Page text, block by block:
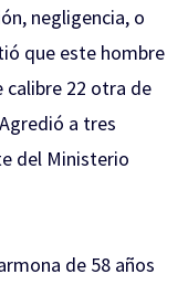
negligencia, o
que este hombre
calibre 22 otra de
a tres
del Ministerio
de 58 años